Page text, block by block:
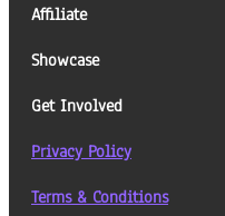
Affiliate
Showcase
Get Involved
Privacy Policy
Terms & Conditions